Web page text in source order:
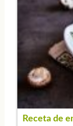
Receta de